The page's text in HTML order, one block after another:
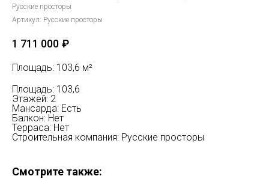
Русские просторы
Артикул: Русские просторы
1 711 000 ₽
Площадь: 103,6 м²
Площадь: 103,6
Этажей: 2
Мансарда: Есть
Балкон: Нет
Терраса: Нет
Строительная компания: Русские просторы
Смотрите также: